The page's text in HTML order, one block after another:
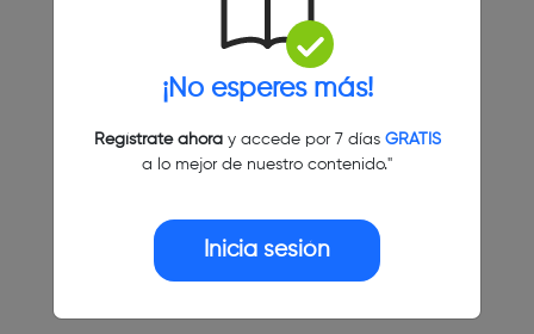
¡No esperes más!
Regístrate ahoray accede por 7 días GRATIS
a lo mejor de nuestro contenido."
Inicia sesión